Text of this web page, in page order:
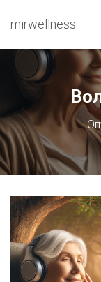
mirwellness